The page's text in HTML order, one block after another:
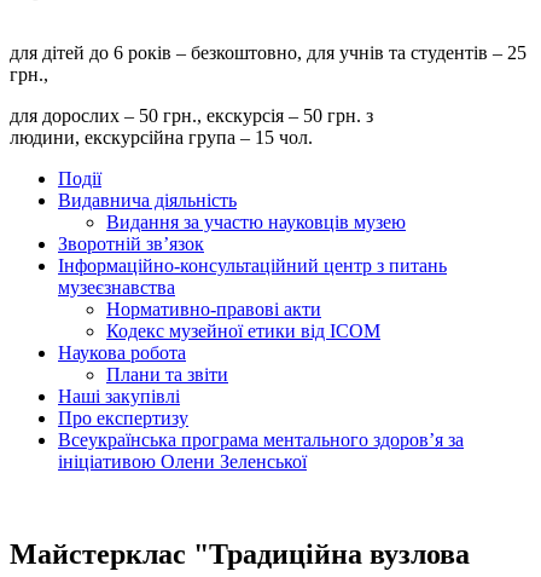
для дітей до 6 років – безкоштовно, для учнів та студентів – 25
грн.,
для дорослих – 50 грн., екскурсія – 50 грн. з
людини, екскурсійна група – 15 чол.
Події
Видавнича діяльність
Видання за участю науковців музею
Зворотній зв’язок
Інформаційно-консультаційний центр з питань
музеєзнавства
Нормативно-правові акти
Кодекс музейної етики від ІСОМ
Наукова робота
Плани та звіти
Наші закупівлі
Про експертизу
Всеукраїнська програма ментального здоров’я за
ініціативою Олени Зеленської
Майстерклас "Традиційна вузлова